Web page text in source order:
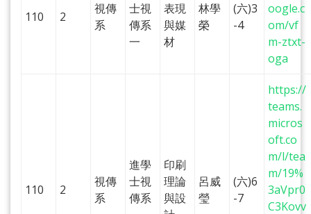
110 2
視傳
系
士視
傳系
一
表現
與媒
材
林學
榮
(六)3
-4
oogle.c
om/vf
m-ztxt-
oga
110 2
視傳
系
進學
士視
傳系
印刷
理論
與設
呂威
瑩
(六)6
-7
https://
teams.
micros
oft.co
m/l/tea
m/19%
3aVpr0
C3Kovv